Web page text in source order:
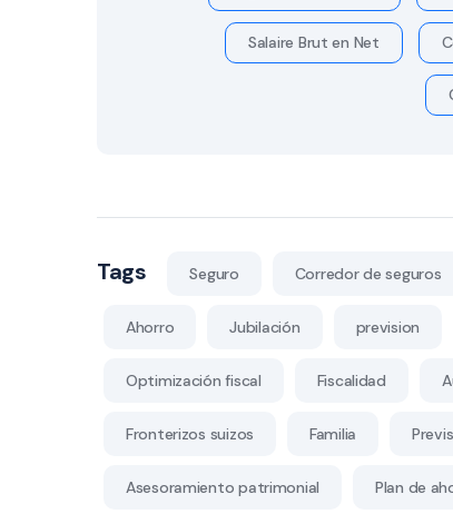
Salaire Brut en Net
Tags Seguro Corredor de seguros
Ahorro Jubilación prevision
Optimización fiscal Fiscalidad
Fronterizos suizos Familia
Asesoramiento patrimonial Plan de